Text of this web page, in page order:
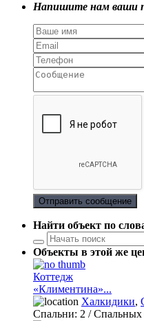
Напишите нам ваши
Отправить сообщение
Найти объект по
Объекты в этой же
Коттедж
«Климентина»...
Халкидики,
Спальни: 2 / Спальных